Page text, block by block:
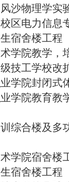
沙物理学实
区电力信息
宿舍楼工程
学院教学，
技工学校改
学院封闭式
学院教育教
综合楼及多
学院宿舍楼
宿舍楼工程